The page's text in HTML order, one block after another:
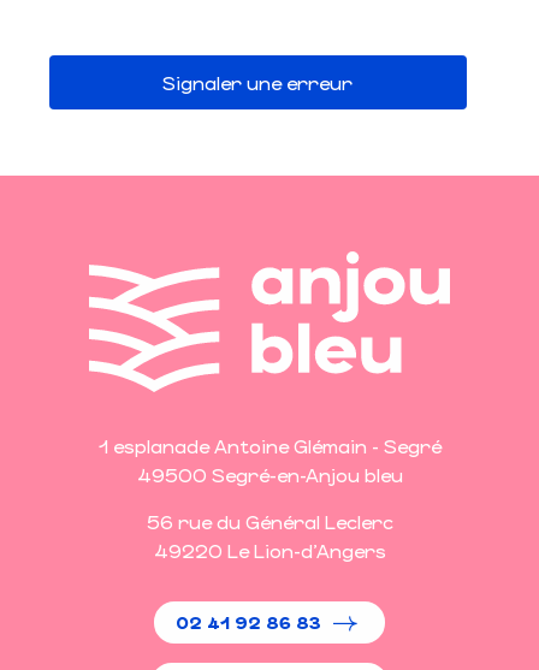
Signaler une erreur
1 esplanade Antoine Glémain - Segré
49500 Segré-en-Anjou bleu
56 rue du Général Leclerc
49220 Le Lion-d'Angers
02 41 92 86 83